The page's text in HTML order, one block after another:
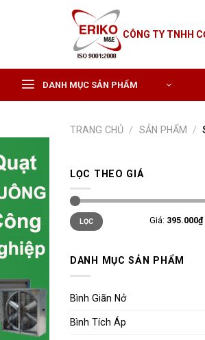
CÔNG TY TNHH
DANH MỤC SẢN PHẨM
TRANG CHỦ / SẢN PHẨM /
LỌC THEO GIÁ
Giá
tối
thiểu
Giá
tối
đa
LỌC Giá: 395.000₫
DANH MỤC SẢN PHẨM
Bình Giãn Nở
Bình Tích Áp